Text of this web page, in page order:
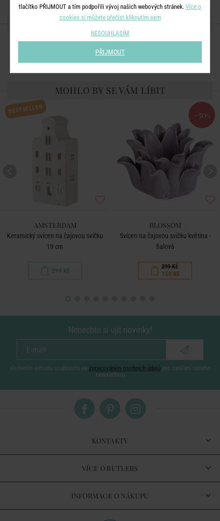
SDÍLEJTE S PŘÁTELI
MOHLO BY SE VÁM LÍBIT
BESTSELLER
AMSTERDAM
Keramický svícen na čajovou svíčku
19 cm
299 Kč
-50 %
BLOSSOM
Svícen na čajovou svíčku květina -
fialová
299 Kč
150 Kč
Nenechte si ujít novinky!
vložením e-mailu souhlasíte se zpracováním osobních údajů pro zasílání našeho
newsletteru
KONTAKTY
VÍCE O BUTLERS
INFORMACE O NÁKUPU
tlačítko PŘIJMOUT a tím podpořili vývoj našich webových stránek. Více o
cookies si můžete přečíst kliknutím sem
NESOUHLASÍM
PŘIJMOUT